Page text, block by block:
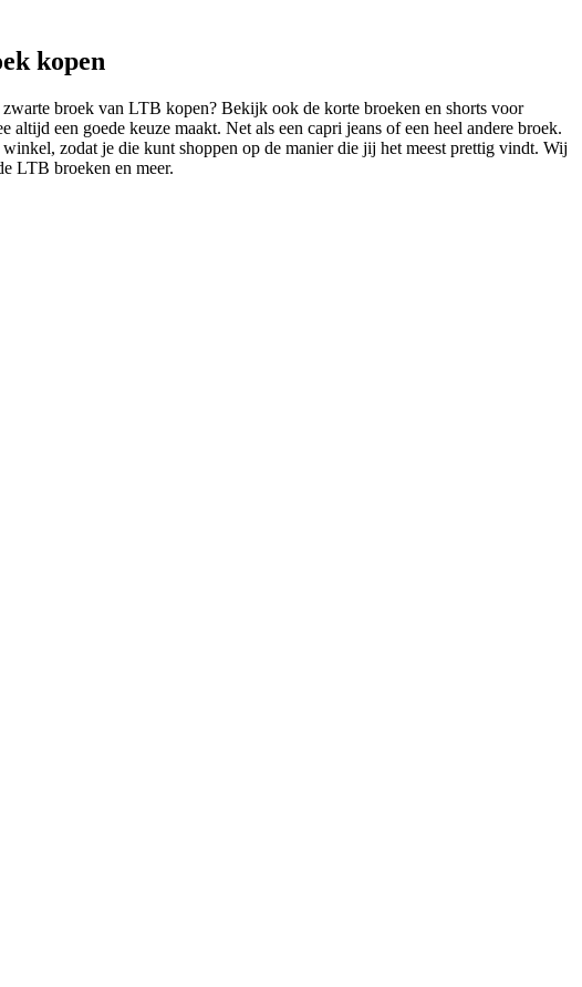
kopen
broek van LTB kopen? Bekijk ook de korte broeken en shorts voor
altijd een goede keuze maakt. Net als een capri jeans of een heel andere broek.
zodat je die kunt shoppen op de manier die jij het meest prettig vindt. Wij
LTB broeken en meer.